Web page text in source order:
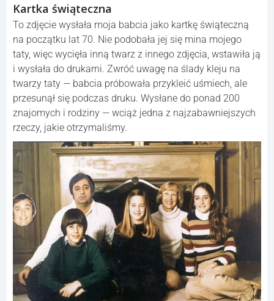
Kartka świąteczna
To zdjęcie wysłała moja babcia jako kartkę świąteczną
na początku lat 70. Nie podobała jej się mina mojego
taty, więc wycięła inną twarz z innego zdjęcia, wstawiła ją
i wysłała do drukarni. Zwróć uwagę na ślady kleju na
twarzy taty — babcia próbowała przykleić uśmiech, ale
przesunął się podczas druku. Wysłane do ponad 200
znajomych i rodziny — wciąż jedna z najzabawniejszych
rzeczy, jakie otrzymaliśmy.